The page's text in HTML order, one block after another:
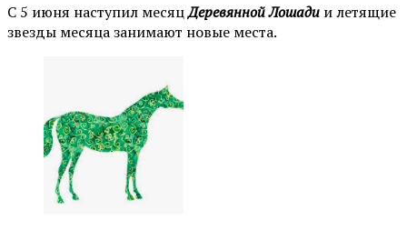
С 5 июня наступил месяцДеревянной Лошади и летящие
звезды месяца занимают новые места.